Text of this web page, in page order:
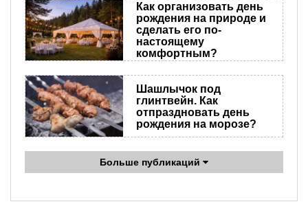
Как организовать день
рождения на природе и
сделать его по-
настоящему
комфортным?
Шашлычок под
глинтвейн. Как
отпраздновать день
рождения на морозе?
Больше публикаций